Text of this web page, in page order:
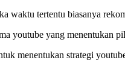
waktu tertentu biasanya
youtube yang menentukan
menentukan strategi